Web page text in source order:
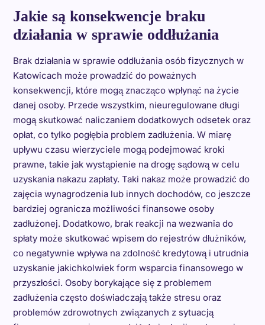
Jakie są konsekwencje braku
działania w sprawie oddłużania
Brak działania w sprawie oddłużania osób fizycznych w
Katowicach może prowadzić do poważnych
konsekwencji, które mogą znacząco wpłynąć na życie
danej osoby. Przede wszystkim, nieuregulowane długi
mogą skutkować naliczaniem dodatkowych odsetek oraz
opłat, co tylko pogłębia problem zadłużenia. W miarę
upływu czasu wierzyciele mogą podejmować kroki
prawne, takie jak wystąpienie na drogę sądową w celu
uzyskania nakazu zapłaty. Taki nakaz może prowadzić do
zajęcia wynagrodzenia lub innych dochodów, co jeszcze
bardziej ogranicza możliwości finansowe osoby
zadłużonej. Dodatkowo, brak reakcji na wezwania do
spłaty może skutkować wpisem do rejestrów dłużników,
co negatywnie wpływa na zdolność kredytową i utrudnia
uzyskanie jakichkolwiek form wsparcia finansowego w
przyszłości. Osoby borykające się z problemem
zadłużenia często doświadczają także stresu oraz
problemów zdrowotnych związanych z sytuacją